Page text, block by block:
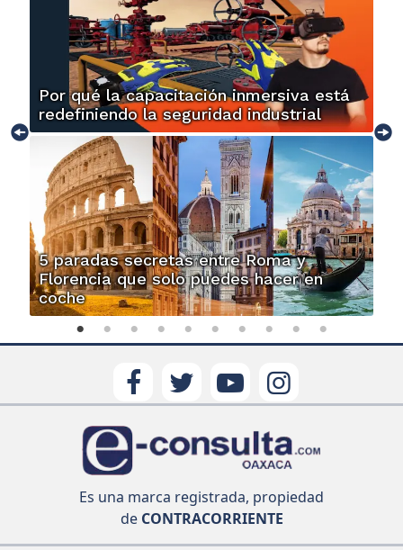
Por qué la capacitación inmersiva está
redefiniendo la seguridad industrial
5 paradas secretas entre Roma y
Florencia que solo puedes hacer en
coche
Es una marca registrada, propiedad
deCONTRACORRIENTE